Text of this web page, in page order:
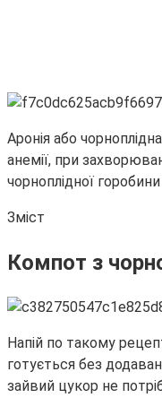
Аронія або
анемії, при
чорноплідної
Зміст
Компот з
Напій по такому
готується без
зайвий цукор не